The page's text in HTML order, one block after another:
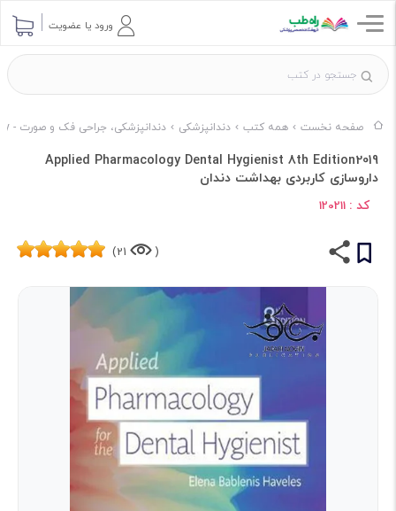
ورود یا عضویت
صفحه نخست همه کتب دندانپزشکی دندانپزشکی، جراحی فک و صورت - Dentistry & Maxillofacial Surgery
Applied Pharmacology Dental Hygienist 8th Edition2019
داروسازی کاربردی بهداشت دندان
کد : 120211
(
21)